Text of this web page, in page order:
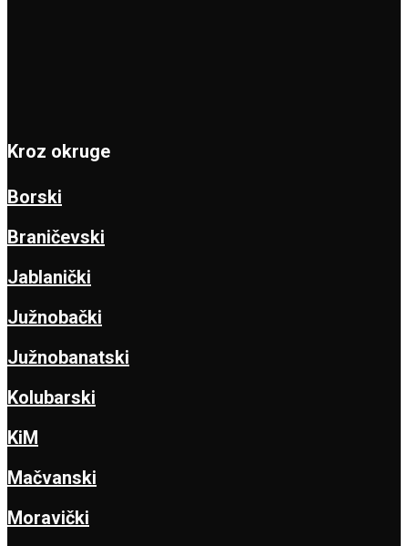
Kroz okruge
Borski
Braničevski
Jablanički
Južnobački
Južnobanatski
Kolubarski
KiM
Mačvanski
Moravički